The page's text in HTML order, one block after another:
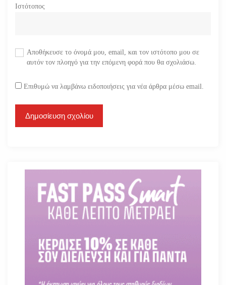
Ιστότοπος
Αποθήκευσε το όνομά μου, email, και τον ιστότοπο μου σε
αυτόν τον πλοηγό για την επόμενη φορά που θα σχολιάσω.
Επιθυμώ να λαμβάνω ειδοποιήσεις για νέα άρθρα μέσω email.